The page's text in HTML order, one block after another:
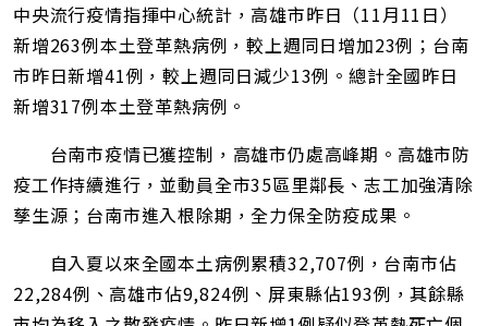
短
網
址
中央流行疫情指揮中心統計，高雄市昨日（11月11日）
新增263例本土登革熱病例，較上週同日增加23例；台南
市昨日新增41例，較上週同日減少13例。總計全國昨日
新增317例本土登革熱病例。
台南市疫情已獲控制，高雄市仍處高峰期。高雄市防
疫工作持續進行，並動員全市35區里鄰長、志工加強清除
孳生源；台南市進入根除期，全力保全防疫成果。
自入夏以來全國本土病例累積32,707例，台南市佔
22,284例、高雄市佔9,824例、屏東縣佔193例，其餘縣